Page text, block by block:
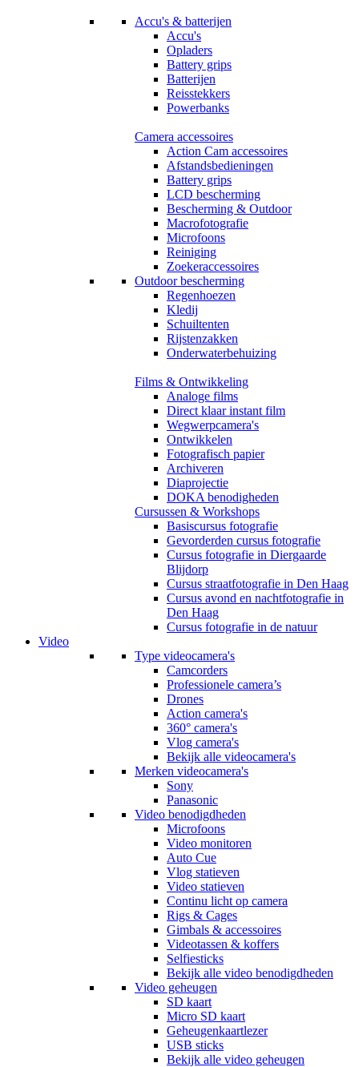
Accu's & batterijen
Accu's
Opladers
Battery grips
Batterijen
Reisstekkers
Powerbanks
Camera accessoires
Action Cam accessoires
Afstandsbedieningen
Battery grips
LCD bescherming
Bescherming & Outdoor
Macrofotografie
Microfoons
Reiniging
Zoekeraccessoires
Outdoor bescherming
Regenhoezen
Kledij
Schuiltenten
Rijstenzakken
Onderwaterbehuizing
Films & Ontwikkeling
Analoge films
Direct klaar instant film
Wegwerpcamera's
Ontwikkelen
Fotografisch papier
Archiveren
Diaprojectie
DOKA benodigheden
Cursussen & Workshops
Basiscursus fotografie
Gevorderden cursus fotografie
Cursus fotografie in Diergaarde
Blijdorp
Cursus straatfotografie in Den Haag
Cursus avond en nachtfotografie in
Den Haag
Cursus fotografie in de natuur
Video
Type videocamera's
Camcorders
Professionele camera’s
Drones
Action camera's
360° camera's
Vlog camera's
Bekijk alle videocamera's
Merken videocamera's
Sony
Panasonic
Video benodigdheden
Microfoons
Video monitoren
Auto Cue
Vlog statieven
Video statieven
Continu licht op camera
Rigs & Cages
Gimbals & accessoires
Videotassen & koffers
Selfiesticks
Bekijk alle video benodigdheden
Video geheugen
SD kaart
Micro SD kaart
Geheugenkaartlezer
USB sticks
Bekijk alle video geheugen